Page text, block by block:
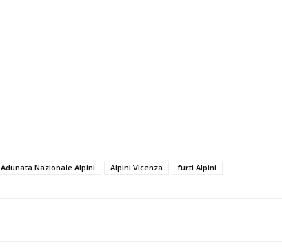
Adunata Nazionale Alpini Alpini Vicenza furti Alpini